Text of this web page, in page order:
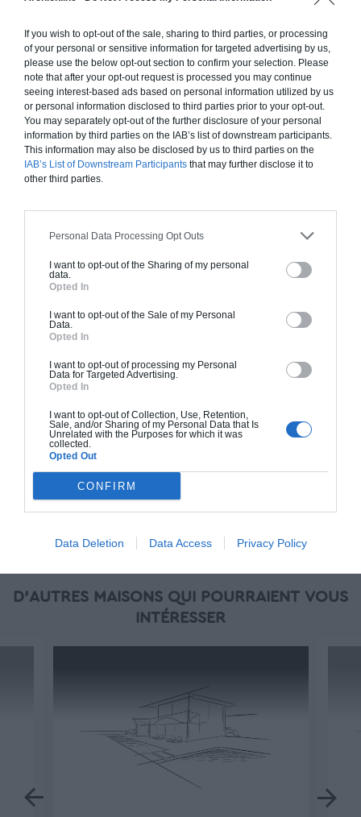
If you wish to opt-out of the sale, sharing to third parties, or processing
of your personal or sensitive information for targeted advertising by us,
please use the below opt-out section to confirm your selection. Please
note that after your opt-out request is processed you may continue
seeing interest-based ads based on personal information utilized by us
or personal information disclosed to third parties prior to your opt-out.
You may separately opt-out of the further disclosure of your personal
information by third parties on the IAB’s list of downstream participants.
This information may also be disclosed by us to third parties on the
IAB’s List of Downstream Participants that may further disclose it to
other third parties.
Personal Data Processing Opt Outs
I want to opt-out of the Sharing of my personal
data.
Opted In
I want to opt-out of the Sale of my Personal
Data.
Opted In
I want to opt-out of processing my Personal
Data for Targeted Advertising.
Opted In
I want to opt-out of Collection, Use, Retention,
Sale, and/or Sharing of my Personal Data that Is
Unrelated with the Purposes for which it was
collected.
Opted Out
CONFIRM
Data Deletion Data Access Privacy Policy
Finitions haut de gamme. Le prix "clé en main"
inclut le gros oeuvre et le second oeuvre (cuisine,
peinture, sols...), mais exclut piscine, jardin et
clôture.
À partir de
230 000€ TTC
Construction BBC
standards. Construction en bloc coffrant isolant
(RT 2020). Finitions haut de gamme. Le prix "clé
en main" inclut le gros oeuvre et le second
oeuvre (cuisine, peinture, sols...), mais exclut
À partir de
268 000€ TTC
D'AUTRES MAISONS QUI POURRAIENT VOUS
INTÉRESSER